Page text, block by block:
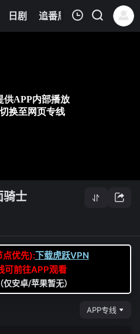
日剧 追番周表 今日更新
6
空
骑士
点优先):下载虎跃VPN
可前往APP观看
安卓/苹果暂无）
APP专线